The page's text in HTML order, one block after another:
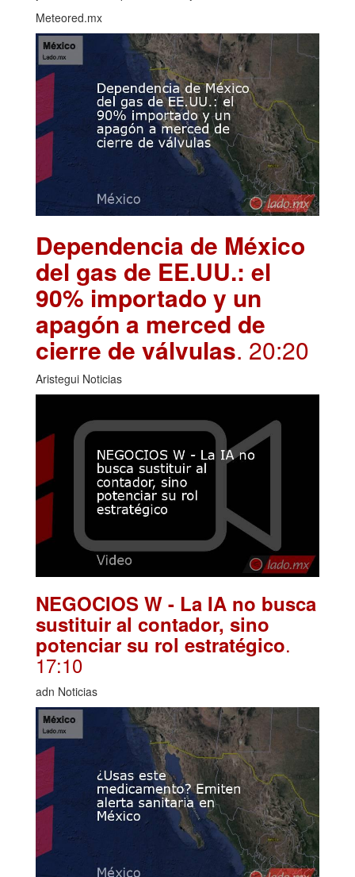
Meteored.mx
Dependencia de México
del gas de EE.UU.: el
90% importado y un
apagón a merced de
cierre de válvulas. 20:20
Aristegui Noticias
NEGOCIOS W - La IA no busca
sustituir al contador, sino
potenciar su rol estratégico.
17:10
adn Noticias